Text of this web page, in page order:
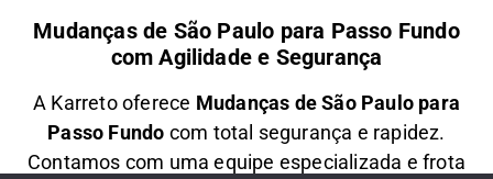
Mudanças de São Paulo para Passo Fundo
com Agilidade e Segurança
A Karretooferece Mudanças de São Paulo para
Passo Fundo com total segurança e rapidez.
Contamos com uma equipe especializada e frota